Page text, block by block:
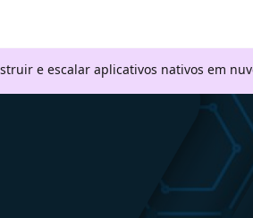
e escalar aplicativos nativos em